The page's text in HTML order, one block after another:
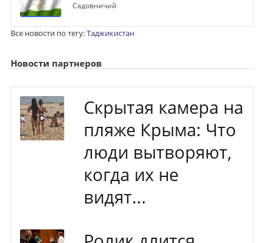
Садовничий
Все новости по тегу:Таджикистан
Новости партнеров
Скрытая камера на
пляже Крыма: Что
люди вытворяют,
когда их не
видят...